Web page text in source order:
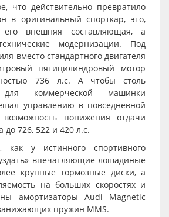
что действительно превратило
в оригинальный спорткар, это,
его внешняя составляющая, а
модернизации. Под
вместо стандартного двигателя
пятицилиндровый мотор
736 л.с. А чтобы столь
для коммерческой машинки
управлению в повседневной
понижения отдачи
до 726, 522 и 420 л.с.
как у истинного спортивного
впечатляющие лошадиные
крупные тормозные диски, а
на больших скоростях и
амортизаторы Audi Magnetic
пружин MMS.